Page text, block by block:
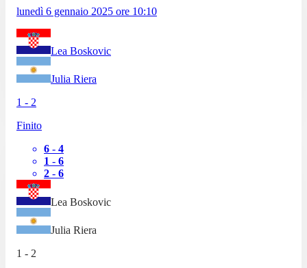
lunedì 6 gennaio 2025 ore 10:10
Lea Boskovic
Julia Riera
1 - 2
Finito
6 - 4
1 - 6
2 - 6
Lea Boskovic
Julia Riera
1 - 2